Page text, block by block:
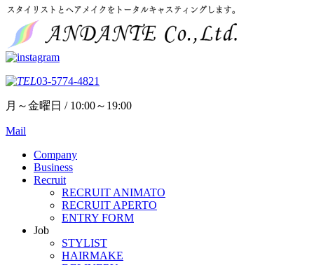
03-5774-4821
月～金曜日 / 10:00～19:00
Mail
Company
Business
Recruit
RECRUIT ANIMATO
RECRUIT APERTO
ENTRY FORM
Job
STYLIST
HAIRMAKE